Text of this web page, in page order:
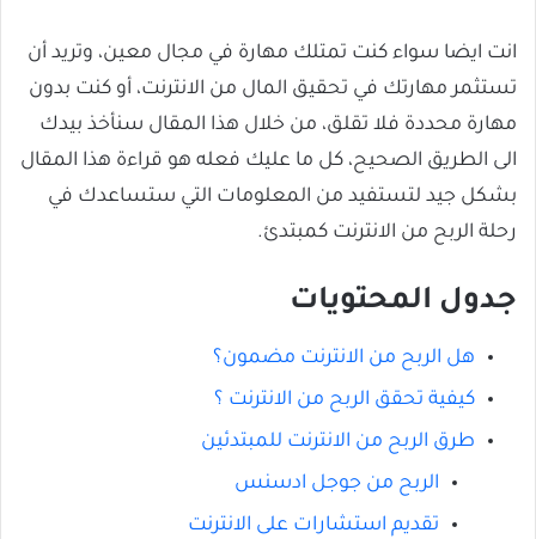
انت ايضا سواء كنت تمتلك مهارة في مجال معين، وتريد أن
تستثمر مهارتك في تحقيق المال من الانترنت، أو كنت بدون
مهارة محددة فلا تقلق، من خلال هذا المقال سنأخذ بيدك
الى الطريق الصحيح، كل ما عليك فعله هو قراءة هذا المقال
بشكل جيد لتستفيد من المعلومات التي ستساعدك في
رحلة الربح من الانترنت كمبتدئ.
جدول المحتويات
هل الربح من الانترنت مضمون؟
كيفية تحقق الربح من الانترنت ؟
طرق الربح من الانترنت للمبتدئين
الربح من جوجل ادسنس
تقديم استشارات على الانترنت